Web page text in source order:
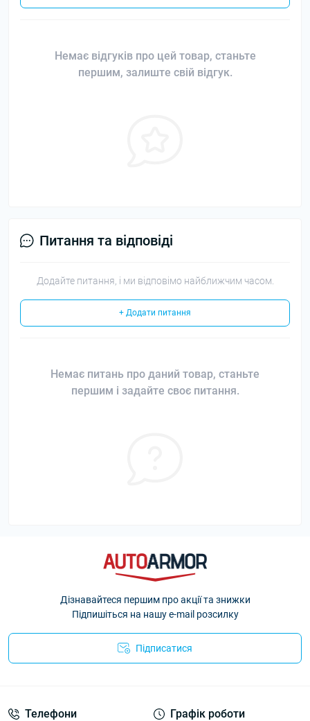
Немає відгуків про цей товар, станьте
першим, залиште свій відгук.
Питання та відповіді
Додайте питання, і ми відповімо найближчим часом.
+ Додати питання
Немає питань про даний товар, станьте
першим і задайте своє питання.
Дізнавайтеся першим про акції та знижки
Підпишіться на нашу e-mail розсилку
Підписатися
Телефони Графік роботи